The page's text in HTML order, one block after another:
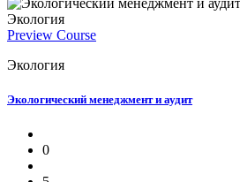
Экология
Preview Course
Экология
Экологический менеджмент и аудит
0